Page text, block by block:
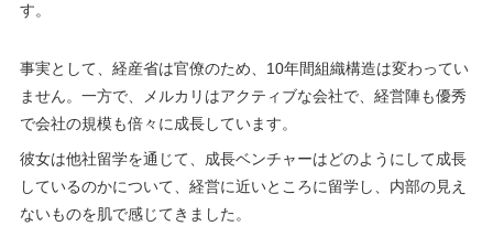
す。
事実として、経産省は官僚のため、10年間組織構造は変わってい
ません。一方で、メルカリはアクティブな会社で、経営陣も優秀
で会社の規模も倍々に成長しています。
彼女は他社留学を通じて、成長ベンチャーはどのようにして成長
しているのかについて、経営に近いところに留学し、内部の見え
ないものを肌で感じてきました。